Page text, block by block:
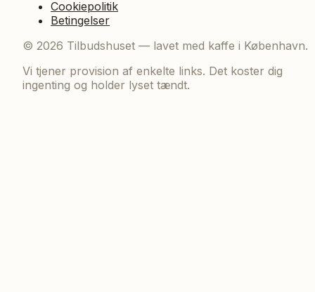
Cookiepolitik
Betingelser
© 2026 Tilbudshuset — lavet med kaffe i København.
Vi tjener provision af enkelte links. Det koster dig
ingenting og holder lyset tændt.